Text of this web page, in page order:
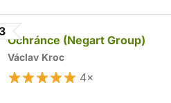
Ochránce (Negart Group)
Václav Kroc
4×